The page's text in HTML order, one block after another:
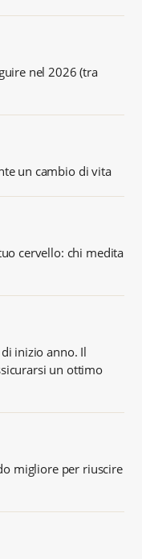
nel 2026 (tra
un cambio di vita
cervello: chi medita
inizio anno. Il
un ottimo
migliore per riuscire